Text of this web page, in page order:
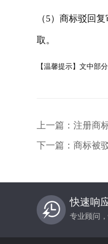
（ 5）商标驳回
取。
【温馨提示】文中部
上一篇：注册商
下一篇：商标被
快速响
专业顾问